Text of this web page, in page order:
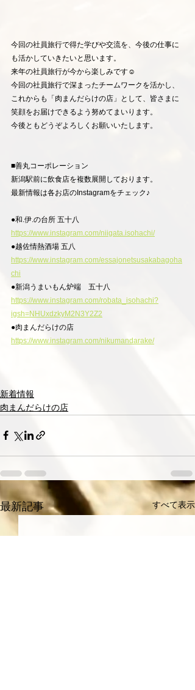
今回の社員旅行で得た学びや交流を、今後の仕事に
も活かしていきたいと思います。
来年の社員旅行が今から楽しみです☺
今回の社員旅行で深まったチームワークを活かし、
これからも「肉まんだらけの店」として、皆さまに
笑顔をお届けできるよう努めてまいります。
今後ともどうぞよろしくお願いいたします。
■善丸コーポレーション
新潟駅前に飲食店を複数展開しております。
最新情報は各お店のInstagramをチェック♪
●和.伊.の台所 五十八
https://www.instagram.com/niigata.isohachi/
●越佐情熱酒場 五八
https://www.instagram.com/essajonetsusakabagoha
chi
●新潟うまいもん炉端　五十八
https://www.instagram.com/robata_isohachi?
igsh=NHUxdzkyM2N3Y2Z2
●肉まんだらけの店
https://www.instagram.com/nikumandarake/
新着情報
肉まんだらけの店
最新記事 すべて表示